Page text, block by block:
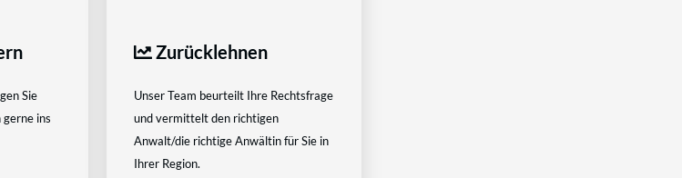
Sie
gerne ins
Zurücklehnen
Unser Team beurteilt Ihre Rechtsfrage
und vermittelt den richtigen
Anwalt/die richtige Anwältin für Sie in
Ihrer Region.